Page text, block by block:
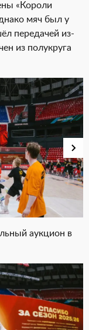
«Короли
мяч был у
передачей из-
из полукруга
аукцион в